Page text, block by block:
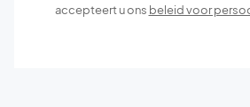
accepteert u ons beleid voor